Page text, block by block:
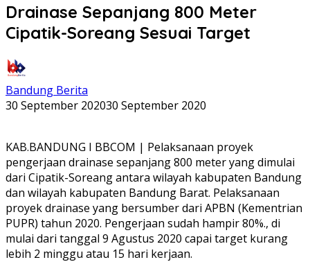
Drainase Sepanjang 800 Meter
Cipatik-Soreang Sesuai Target
Bandung Berita
30 September 202030 September 2020
KAB.BANDUNG I BBCOM | Pelaksanaan proyek
pengerjaan drainase sepanjang 800 meter yang dimulai
dari Cipatik-Soreang antara wilayah kabupaten Bandung
dan wilayah kabupaten Bandung Barat. Pelaksanaan
proyek drainase yang bersumber dari APBN (Kementrian
PUPR) tahun 2020. Pengerjaan sudah hampir 80%., di
mulai dari tanggal 9 Agustus 2020 capai target kurang
lebih 2 minggu atau 15 hari kerjaan.